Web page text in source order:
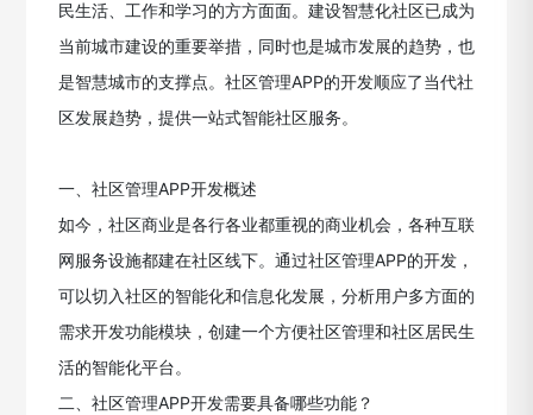
民生活、工作和学习的方方面面。建设智慧化社区已成为
当前城市建设的重要举措，同时也是城市发展的趋势，也
是智慧城市的支撑点。社区管理APP的开发顺应了当代社
区发展趋势，提供一站式智能社区服务。
一、社区管理APP开发概述
如今，社区商业是各行各业都重视的商业机会，各种互联
网服务设施都建在社区线下。通过社区管理APP的开发，
可以切入社区的智能化和信息化发展，分析用户多方面的
需求开发功能模块，创建一个方便社区管理和社区居民生
活的智能化平台。
二、社区管理APP开发需要具备哪些功能？